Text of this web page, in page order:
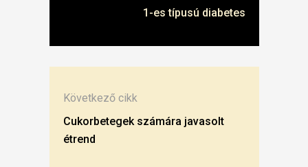
1-es típusú diabetes
Következő cikk
Cukorbetegek számára javasolt
étrend